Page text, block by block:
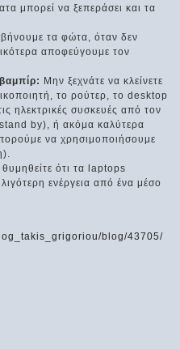
μπορεί να ξεπεράσει και τα
τα φώτα, όταν δεν
αποφεύγουμε τον
Μην ξεχνάτε να κλείνετε
το ρούτερ, το desktop
ηλεκτρικές συσκευές από τον
stand by), ή ακόμα καλύτερα
να χρησιμοποιήσουμε
ότι τα laptops
ενέργεια από ένα μέσο
blog/43705/